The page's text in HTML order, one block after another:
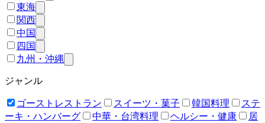
東海
関西
中国
四国
九州・沖縄
ジャンル
ゴーストレストラン スイーツ・菓子 韓国料理
ステ
ーキ・ハンバーグ
中華・台湾料理 ヘルシー・健康
居